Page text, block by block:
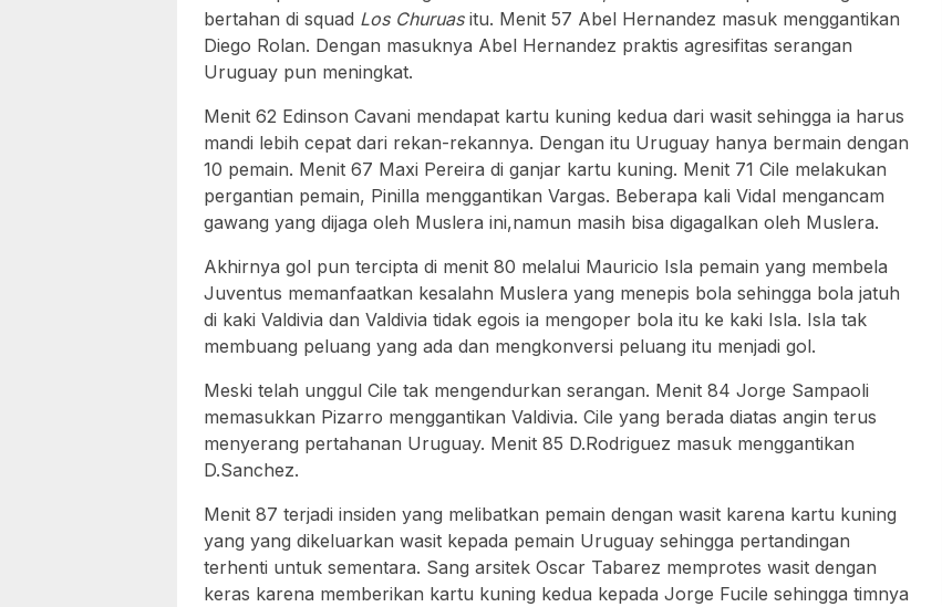
bertahan di squad Los Churuas itu. Menit 57 Abel Hernandez masuk menggantikan
Diego Rolan. Dengan masuknya Abel Hernandez praktis agresifitas serangan
Uruguay pun meningkat.
Menit 62 Edinson Cavani mendapat kartu kuning kedua dari wasit sehingga ia harus
mandi lebih cepat dari rekan-rekannya. Dengan itu Uruguay hanya bermain dengan
10 pemain. Menit 67 Maxi Pereira di ganjar kartu kuning. Menit 71 Cile melakukan
pergantian pemain, Pinilla menggantikan Vargas. Beberapa kali Vidal mengancam
gawang yang dijaga oleh Muslera ini,namun masih bisa digagalkan oleh Muslera.
Akhirnya gol pun tercipta di menit 80 melalui Mauricio Isla pemain yang membela
Juventus memanfaatkan kesalahn Muslera yang menepis bola sehingga bola jatuh
di kaki Valdivia dan Valdivia tidak egois ia mengoper bola itu ke kaki Isla. Isla tak
membuang peluang yang ada dan mengkonversi peluang itu menjadi gol.
Meski telah unggul Cile tak mengendurkan serangan. Menit 84 Jorge Sampaoli
memasukkan Pizarro menggantikan Valdivia. Cile yang berada diatas angin terus
menyerang pertahanan Uruguay. Menit 85 D.Rodriguez masuk menggantikan
D.Sanchez.
Menit 87 terjadi insiden yang melibatkan pemain dengan wasit karena kartu kuning
yang yang dikeluarkan wasit kepada pemain Uruguay sehingga pertandingan
terhenti untuk sementara. Sang arsitek Oscar Tabarez memprotes wasit dengan
keras karena memberikan kartu kuning kedua kepada Jorge Fucile sehingga timnya